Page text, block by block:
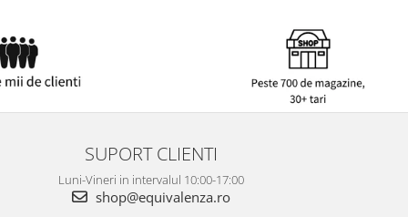
SUPORT CLIENTI
Luni-Vineri in intervalul 10:00-17:00
shop@equivalenza.ro